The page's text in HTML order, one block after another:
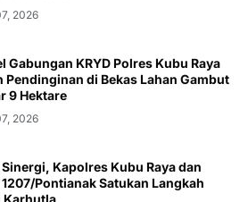
2026
Gabungan KRYD Polres Kubu Raya
Pendinginan di Bekas Lahan Gambut
9 Hektare
2026
Kapolres Kubu Raya dan
Pontianak Satukan Langkah
Karhutla